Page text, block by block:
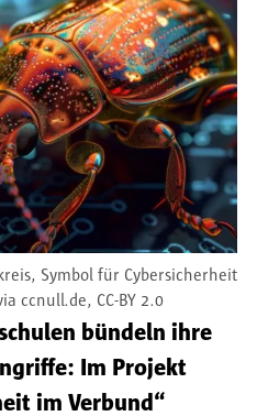
Symbol für Cybersicherheit
ccnull.de, CC-BY 2.0
bündeln ihre
Im Projekt
im Verbund“